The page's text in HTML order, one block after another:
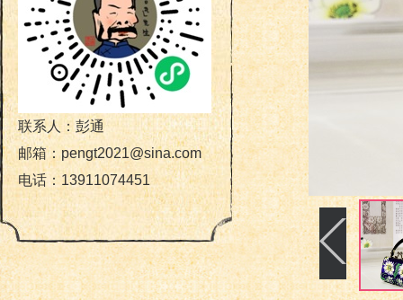
联系人：彭通
邮箱：pengt2021@sina.com
电话：13911074451